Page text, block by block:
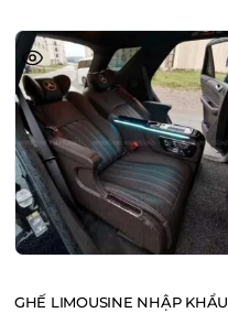
GHẾ LIMOUSINE NHẬP KHẨU